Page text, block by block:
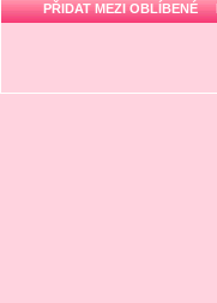
PŘIDAT MEZI OBLÍBENÉ